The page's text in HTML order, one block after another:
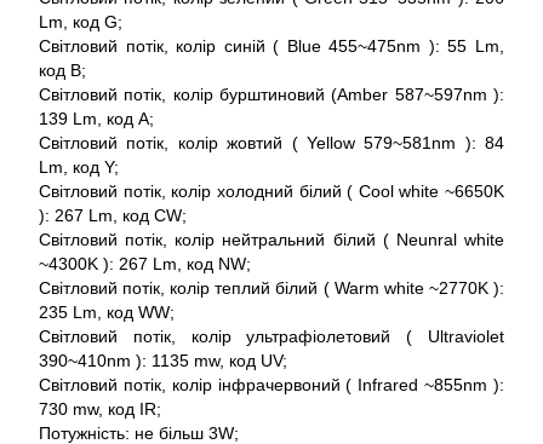
Lm, код G;
Світловий потік, колір синій ( Blue 455~475nm ): 55 Lm,
код B;
Світловий потік, колір бурштиновий (Amber 587~597nm ):
139 Lm, код A;
Світловий потік, колір жовтий ( Yellow 579~581nm ): 84
Lm, код Y;
Світловий потік, колір холодний білий ( Cool white ~6650K
): 267 Lm, код CW;
Світловий потік, колір нейтральний білий ( Neunral white
~4300K ): 267 Lm, код NW;
Світловий потік, колір теплий білий ( Warm white ~2770K ):
235 Lm, код WW;
Світловий потік, колір ультрафіолетовий ( Ultraviolet
390~410nm ): 1135 mw, код UV;
Світловий потік, колір інфрачервоний ( Infrared ~855nm ):
730 mw, код IR;
Потужність: не більш 3W;